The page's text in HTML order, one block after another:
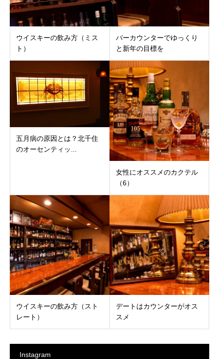
ウイスキーの飲み方（ミス
ト）
バーカウンターでゆっくり
と新年の目標を
五月病の原因とは？北千住
のオーセンティッ...
女性にオススメのカクテル
（6）
ウイスキーの飲み方（スト
レート）
デートはカウンターがオス
スメ
Instagram